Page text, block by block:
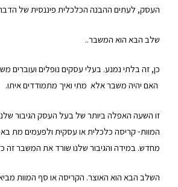
העסק, לעתים ההבנה הכלכלית פיננסית של
שלב הבא הוא המשבר..
כן, זה בלתי נמנע. בעלי עסקים נופלים ועוברים
האם יהיה משבר אלא מתי ואיך מתמודדים איתו.
זו השעה האפלה ביותר של בעל העסק הגיבור
המוות- קריסה כלכלית או עסקית ולפעמים מת
מחדש. במידה והגיבור שלנו שורד את המשבר זה
השלב הבא הוא האוצר. הקריסה או סף המוות